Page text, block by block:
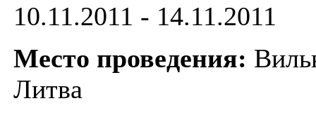
10.11.2011 - 14.11.2011
Место проведения:
Литва